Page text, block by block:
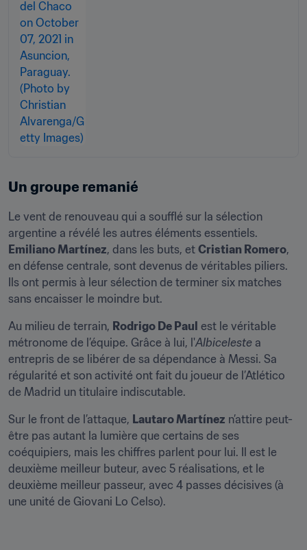
Un groupe remanié
Le vent de renouveau qui a soufflé sur la sélection
Emiliano Martínez, dans les buts, et Cristian Romero,
en défense centrale, sont devenus de véritables piliers.
Ils ont permis à leur sélection de terminer six matches
sans encaisser le moindre but.
Au milieu de terrain, Rodrigo De Paul est le véritable
métronome de l’équipe. Grâce à lui, l'Albiceleste a
entrepris de se libérer de sa dépendance à Messi. Sa
régularité et son activité ont fait du joueur de l’Atlético
de Madrid un titulaire indiscutable.
Sur le front de l’attaque, Lautaro Martínez n’attire peut-
être pas autant la lumière que certains de ses
coéquipiers, mais les chiffres parlent pour lui. Il est le
deuxième meilleur buteur, avec 5 réalisations, et le
deuxième meilleur passeur, avec 4 passes décisives (à
une unité de Giovani Lo Celso).